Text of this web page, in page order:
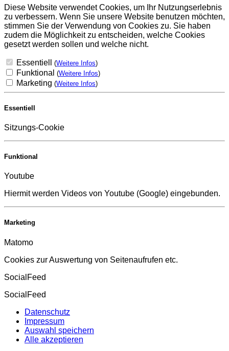
Diese Website verwendet Cookies, um Ihr Nutzungserlebnis
zu verbessern. Wenn Sie unsere Website benutzen möchten,
stimmen Sie der Verwendung von Cookies zu. Sie haben
zudem die Möglichkeit zu entscheiden, welche Cookies
gesetzt werden sollen und welche nicht.
Essentiell (Weitere Infos)
Funktional (Weitere Infos)
Marketing (Weitere Infos)
Essentiell
Sitzungs-Cookie
Funktional
Youtube
Hiermit werden Videos von Youtube (Google) eingebunden.
Marketing
Matomo
Cookies zur Auswertung von Seitenaufrufen etc.
SocialFeed
SocialFeed
Datenschutz
Impressum
Auswahl speichern
Alle akzeptieren